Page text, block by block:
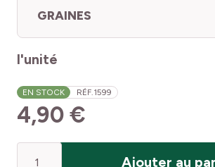
GRAINES
l'unité
EN STOCK RÉF.1599
4,90 €
Ajouter au